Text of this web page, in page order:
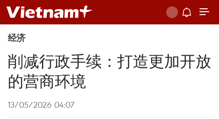
经济
削减行政手续：打造更加开放
的营商环境
13/05/2026 04:07